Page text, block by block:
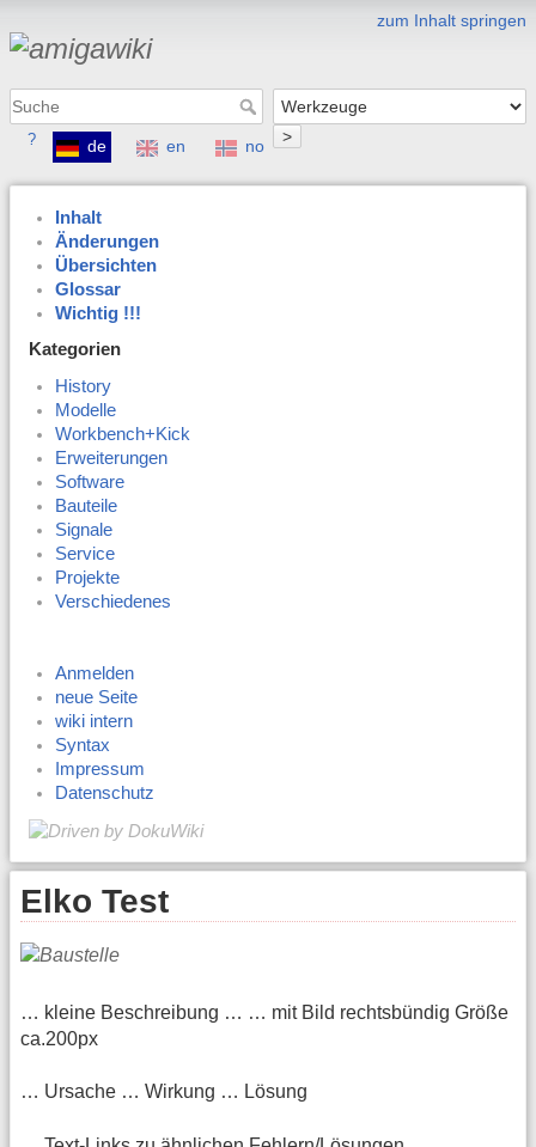
zum Inhalt springen
>
? de en no
Inhalt
Änderungen
Übersichten
Glossar
Wichtig !!!
Kategorien
History
Modelle
Workbench+Kick
Erweiterungen
Software
Bauteile
Signale
Service
Projekte
Verschiedenes
Anmelden
neue Seite
wiki intern
Syntax
Impressum
Datenschutz
Elko Test
… kleine Beschreibung … … mit Bild rechtsbündig Größe
ca.200px
… Ursache … Wirkung … Lösung